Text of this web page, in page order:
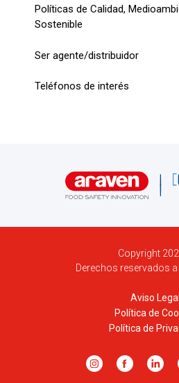
Políticas de Calidad,
Sostenible
Ser agente/distribuidor
Teléfonos de interés
Copyright
Derechos reservados a
Aviso Legal
Política de
Política de